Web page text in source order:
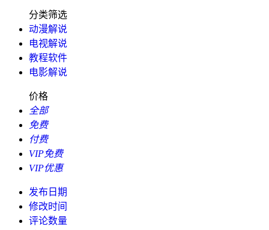
分类筛选
动漫解说
电视解说
教程软件
电影解说
价格
全部
免费
付费
VIP免费
VIP优惠
发布日期
修改时间
评论数量